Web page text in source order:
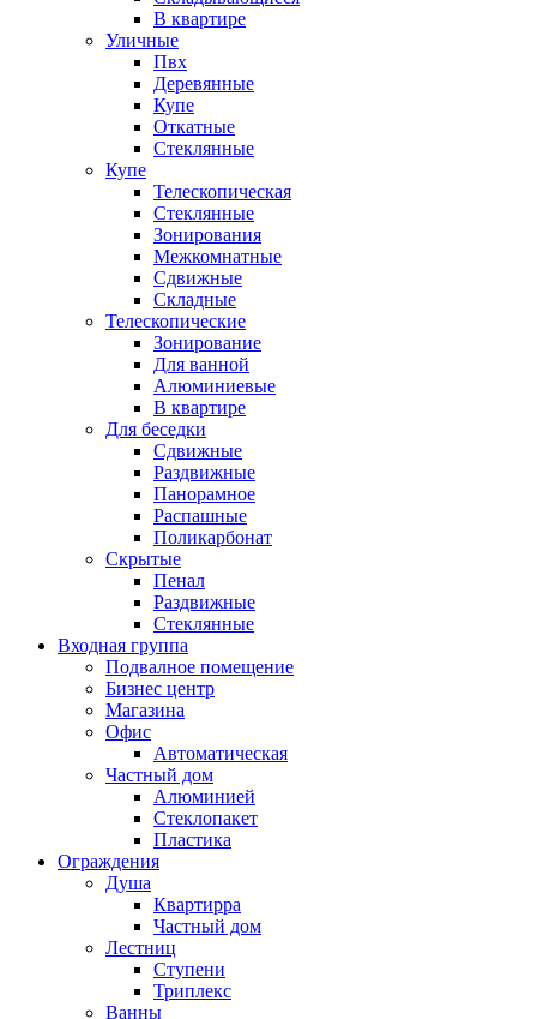
В квартире
Уличные
Пвх
Деревянные
Купе
Откатные
Стеклянные
Купе
Телескопическая
Стеклянные
Зонирования
Межкомнатные
Сдвижные
Складные
Телескопические
Зонирование
Для ванной
Алюминиевые
В квартире
Для беседки
Сдвижные
Раздвижные
Панорамное
Распашные
Поликарбонат
Скрытые
Пенал
Раздвижные
Стеклянные
Входная группа
Подвалное помещение
Бизнес центр
Магазина
Офис
Автоматическая
Частный дом
Алюминией
Стеклопакет
Пластика
Ограждения
Душа
Квартирра
Частный дом
Лестниц
Ступени
Триплекс
Ванны